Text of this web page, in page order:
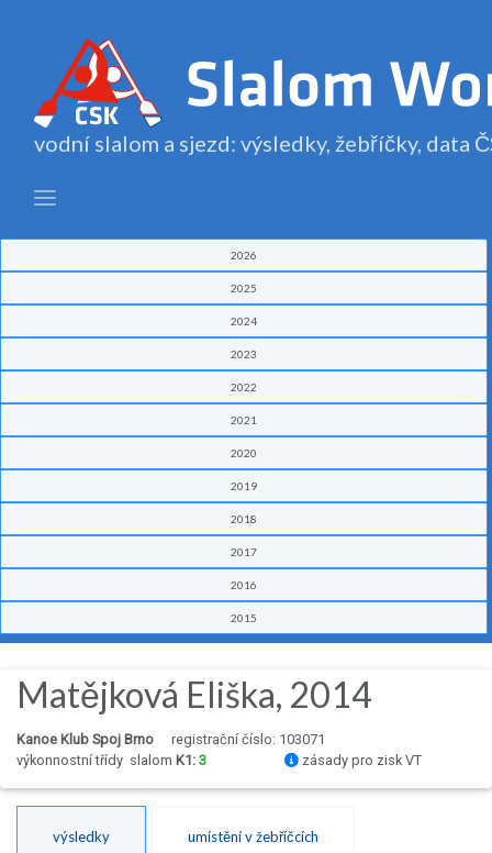
vodní slalom a sjezd: výsledky, žebříčky, data
2026
2025
2024
2023
2022
2021
2020
2019
2018
2017
2016
2015
Matějková Eliška, 2014
Kanoe Klub Spoj Brno
registrační číslo: 103071
výkonnostní třídy slalom K1: 3 zásady pro zisk VT
výsledky umístění v žebříčcích